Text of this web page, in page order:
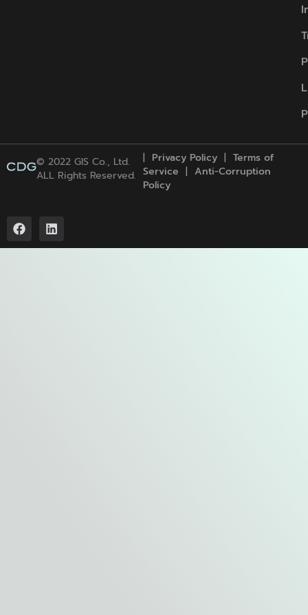
© 2022 GIS Co., Ltd.
ALL Rights Reserved.
| Privacy Policy | Termsof
Service | Anti-Corruption
Policy